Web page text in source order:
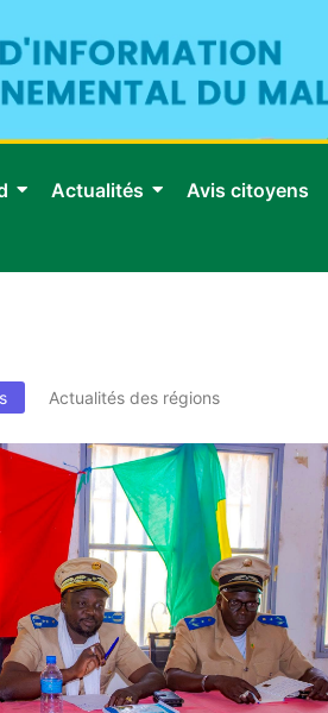
Actualités Avis citoyens
Actualités des régions